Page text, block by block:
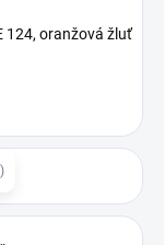
124, oranžová žluť